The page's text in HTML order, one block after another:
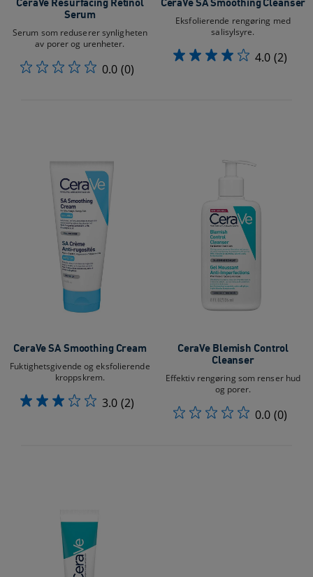
Serum
Serum som reduserer synligheten
av porer og urenheter.
0.0 (0)
Eksfolierende rengøring med
salisylsyre.
4.0 (2)
CeraVe SA Smoothing Cream
Fuktighetsgivende og eksfolierende
kroppskrem.
3.0 (2)
CeraVe Blemish Control
Cleanser
Effektiv rengøring som renser hud
og porer.
0.0 (0)